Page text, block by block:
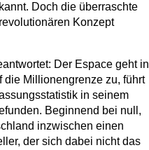
Doch die überraschte
Konzept
Der Espace geht in
die Millionengrenze zu, führt
in seinem
Beginnend bei null,
inzwischen einen
der sich dabei nicht das